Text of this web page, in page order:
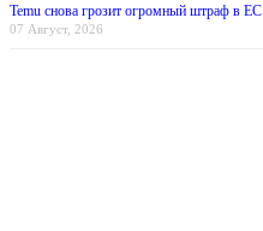
Temu снова грозит огромный штраф в ЕС
07 Август, 2026